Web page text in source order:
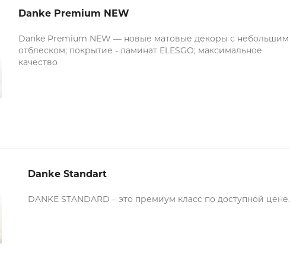
Danke Premium NEW
Danke Premium NEW — новые матовые декоры с небольшим
отблеском; покрытие - ламинат ELESGO; максимальное
качество
Danke Standart
DANKE STANDARD – это премиум класс по доступной цене.